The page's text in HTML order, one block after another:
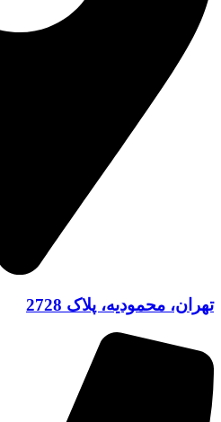
تهران، محمودیه، پلاک 2728